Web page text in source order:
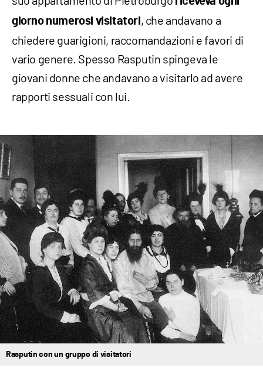
giorno numerosi visitatori, che andavano a
chiedere guarigioni, raccomandazioni e favori di
vario genere. Spesso Rasputin spingeva le
giovani donne che andavano a visitarlo ad avere
rapporti sessuali con lui.
Rasputin con un gruppo di visitatori